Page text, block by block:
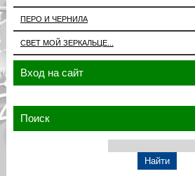
ПЕРО И ЧЕРНИЛА
СВЕТ МОЙ ЗЕРКАЛЬЦЕ...
Вход на сайт
Поиск